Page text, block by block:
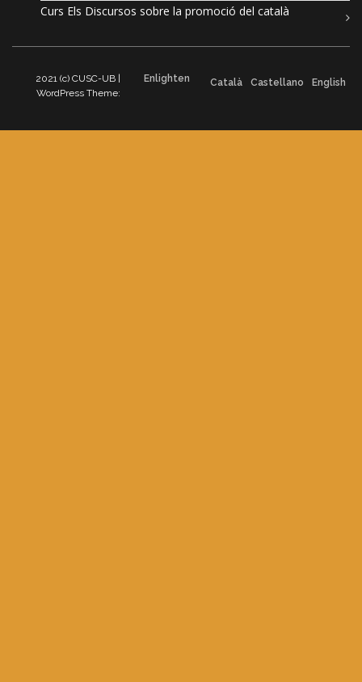
Curs Els Discursos sobre la promoció del català
2021 (c) CUSC-UB |
WordPress Theme:
Enlighten Català Castellano English